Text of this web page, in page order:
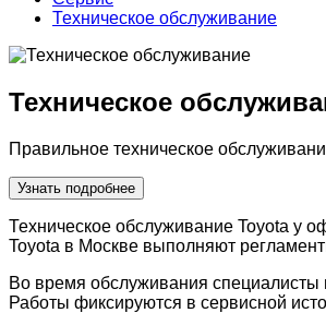
Техническое обслуживание
Техническое
Правильное техническое
Узнать подробнее
Техническое обслуживание Toyota у
Toyota в Москве выполняют
Во время обслуживания
Работы фиксируются в сервисной